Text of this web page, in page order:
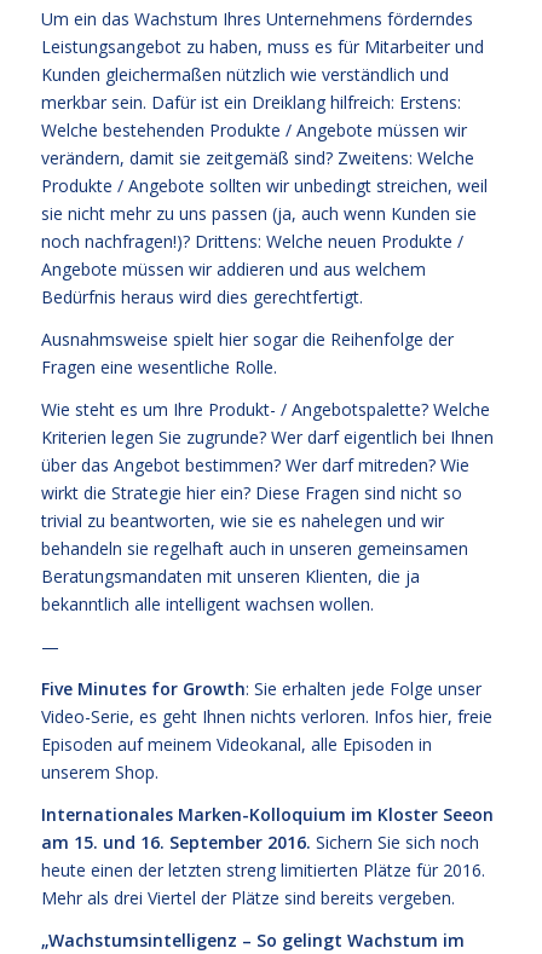
Um ein das Wachstum Ihres Unternehmens förderndes
Leistungsangebot zu haben, muss es für Mitarbeiter und
Kunden gleichermaßen nützlich wie verständlich und
merkbar sein. Dafür ist ein Dreiklang hilfreich: Erstens:
Welche bestehenden Produkte / Angebote müssen wir
verändern, damit sie zeitgemäß sind? Zweitens: Welche
Produkte / Angebote sollten wir unbedingt streichen, weil
sie nicht mehr zu uns passen (ja, auch wenn Kunden sie
noch nachfragen!)? Drittens: Welche neuen Produkte /
Angebote müssen wir addieren und aus welchem
Bedürfnis heraus wird dies gerechtfertigt.
Ausnahmsweise spielt hier sogar die Reihenfolge der
Fragen eine wesentliche Rolle.
Wie steht es um Ihre Produkt- / Angebotspalette? Welche
Kriterien legen Sie zugrunde? Wer darf eigentlich bei Ihnen
über das Angebot bestimmen? Wer darf mitreden? Wie
wirkt die Strategie hier ein? Diese Fragen sind nicht so
trivial zu beantworten, wie sie es nahelegen und wir
behandeln sie regelhaft auch in unseren gemeinsamen
Beratungsmandaten mit unseren Klienten, die ja
bekanntlich alle intelligent wachsen wollen.
—
Five Minutes for Growth: Sie erhalten jede Folge unser
Video-Serie, es geht Ihnen nichts verloren. Infos hier, freie
Episoden auf meinem Videokanal, alle Episoden in
unserem Shop.
Internationales Marken-Kolloquium im Kloster Seeon
am 15. und 16. September 2016. Sichern Sie sich noch
heute einen der letzten streng limitierten Plätze für 2016.
Mehr als drei Viertel der Plätze sind bereits vergeben.
„Wachstumsintelligenz – So gelingt Wachstum im